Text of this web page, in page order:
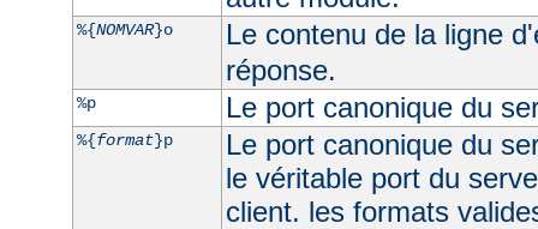
%{NOMVAR}o
Le contenu de la ligne
réponse.
%p Le port canonique du
%{format}p
Le port canonique du
le véritable port du
client. les formats